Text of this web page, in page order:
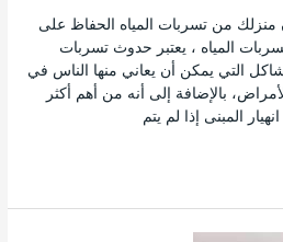
من تسربات المياه الحفاظ على
المياه ، يعتبر حدوث تسربات
التي يمكن أن يعاني منها الناس في
بالإضافة إلى أنه من أهم أكثر
المبنى إذا لم يتم